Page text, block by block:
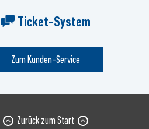
Ticket-System
Zum Kunden-Service
Zurück zum Start